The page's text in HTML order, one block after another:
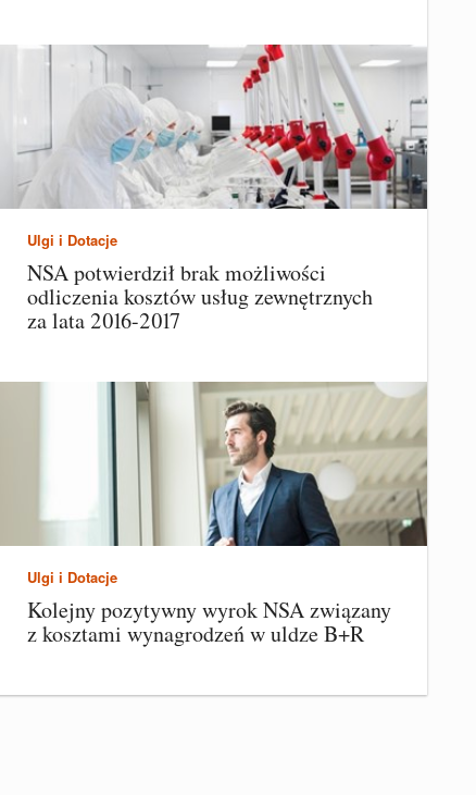
Ulgi i Dotacje
NSA potwierdził brak możliwości
odliczenia kosztów usług zewnętrznych
za lata 2016-2017
Ulgi i Dotacje
Kolejny pozytywny wyrok NSA związany
z kosztami wynagrodzeń w uldze B+R